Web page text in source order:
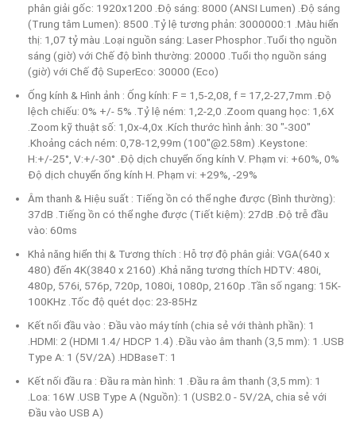
phân giải gốc: 1920x1200 .Độ sáng: 8000 (ANSI Lumen) .Độ sáng
(Trung tâm Lumen): 8500 .Tỷ lệ tương phản: 3000000:1 .Màu hiển
thị: 1,07 tỷ màu .Loại nguồn sáng: Laser Phosphor .Tuổi thọ nguồn
sáng (giờ) với Chế độ bình thường: 20000 .Tuổi thọ nguồn sáng
(giờ) với Chế độ SuperEco: 30000 (Eco)
Ống kính & Hình ảnh : Ống kính: F = 1,5-2,08, f = 17,2-27,7mm .Độ
lệch chiếu: 0% +/- 5% .Tỷ lệ ném: 1,2-2,0 .Zoom quang học: 1,6X
.Zoom kỹ thuật số: 1,0x-4,0x .Kích thước hình ảnh: 30 "-300"
.Khoảng cách ném: 0,78-12,99m (100"@2.58m) .Keystone:
H:+/-25°, V:+/-30° .Độ dịch chuyển ống kính V. Phạm vi: +60%, 0%
Độ dịch chuyển ống kính H. Phạm vi: +29%, -29%
Âm thanh & Hiệu suất : Tiếng ồn có thể nghe được (Bình thường):
37dB .Tiếng ồn có thể nghe được (Tiết kiệm): 27dB .Độ trễ đầu
vào: 60ms
Khả năng hiển thị & Tương thích : Hỗ trợ độ phân giải: VGA(640 x
480) đến 4K(3840 x 2160) .Khả năng tương thích HDTV: 480i,
480p, 576i, 576p, 720p, 1080i, 1080p, 2160p .Tần số ngang: 15K-
100KHz .Tốc độ quét dọc: 23-85Hz
Kết nối đầu vào : Đầu vào máy tính (chia sẻ với thành phần): 1
.HDMI: 2 (HDMI 1.4/ HDCP 1.4) .Đầu vào âm thanh (3,5 mm): 1 .USB
Type A: 1 (5V/2A) .HDBaseT: 1
Kết nối đầu ra : Đầu ra màn hình: 1 .Đầu ra âm thanh (3,5 mm): 1
.Loa: 16W .USB Type A (Nguồn): 1 (USB2.0 - 5V/2A, chia sẻ với
Đầu vào USB A)